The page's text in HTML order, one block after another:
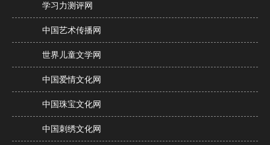
学习力测评网
中国艺术传播网
世界儿童文学网
中国爱情文化网
中国珠宝文化网
中国刺绣文化网